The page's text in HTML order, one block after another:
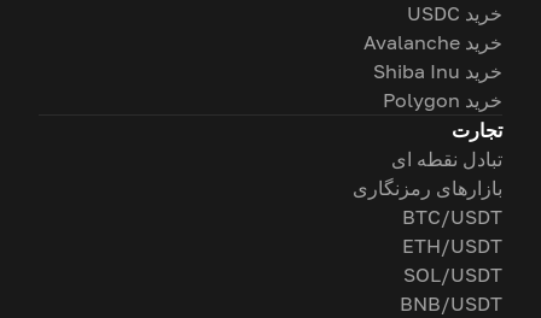
خرید USDC
خرید Avalanche
خرید Shiba Inu
خرید Polygon
تجارت
تبادل نقطه ای
بازارهای رمزنگاری
BTC/USDT
ETH/USDT
SOL/USDT
BNB/USDT